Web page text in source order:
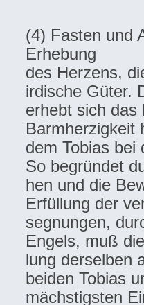
(4) Fasten und
Erhebung
des Herzens,
irdische Güter.
erhebt sich
Barmherzigkeit
dem Tobias bei
So begründet
hen und die
Erfüllung der
segnungen,
Engels, muß
lung derselben
beiden Tobias
mächstigsten